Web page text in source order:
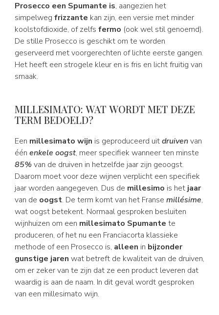
Prosecco een Spumante is, aangezien het
simpelweg frizzante kan zijn, een versie met minder
koolstofdioxide, of zelfs fermo (ook wel stil genoemd).
De stille Prosecco is geschikt om te worden
geserveerd met voorgerechten of lichte eerste gangen.
Het heeft een strogele kleur en is fris en licht fruitig van
smaak.
MILLESIMATO: WAT WORDT MET DEZE
TERM BEDOELD?
Een millesimato wijn is geproduceerd uitdruivenvan
één enkele oogst, meer specifiek wanneer ten minste
85% van de druiven in hetzelfde jaar zijn geoogst.
Daarom moet voor deze wijnen verplicht een specifiek
jaar worden aangegeven. Dus de millesimo is het jaar
van de oogst. De term komt van het Franse millésime,
wat oogst betekent. Normaal gesproken besluiten
wijnhuizen om een millesimato Spumante te
produceren, of het nu een Franciacorta klassieke
methode of een Prosecco is, alleen in bijzonder
gunstige jaren wat betreft de kwaliteit van de druiven,
om er zeker van te zijn dat ze een product leveren dat
waardig is aan de naam. In dit geval wordt gesproken
van een millesimato wijn.